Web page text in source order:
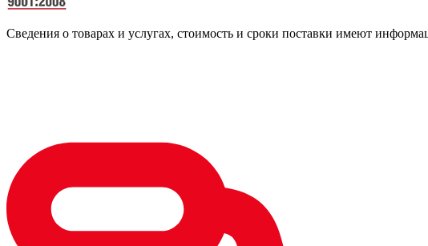
Сведения о товарах и услугах, стоимость и сроки поставки имеют